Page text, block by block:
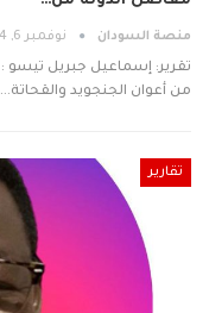
منصة السودان نوفمبر 6, 2024
تقرير: إسماعيل جبريل تيسو
من أعوان الجنجويد
تقارير